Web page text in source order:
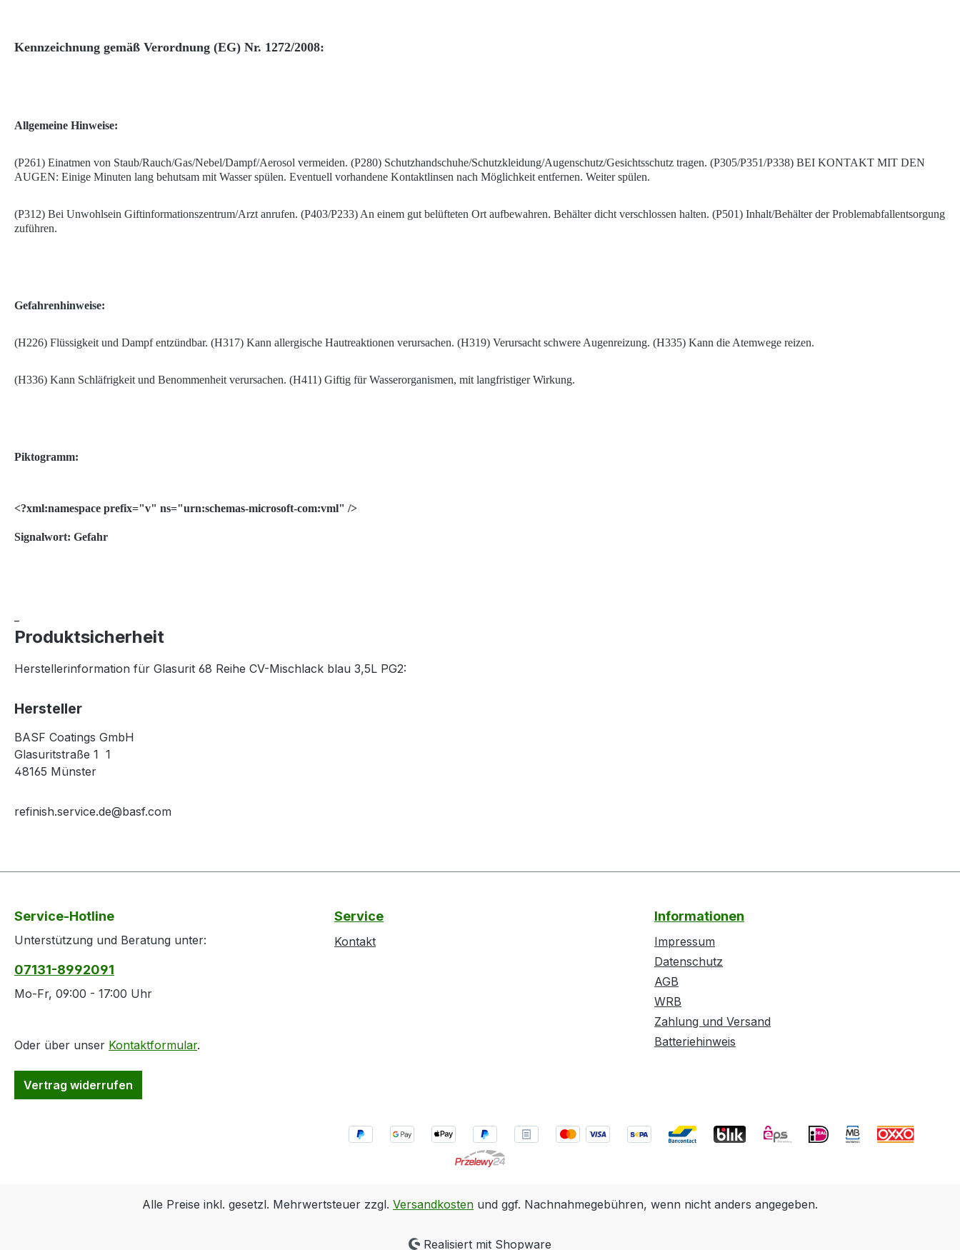
Kennzeichnung gemäß Verordnung (EG) Nr. 1272/2008:
Allgemeine Hinweise:
(P261) Einatmen von Staub/Rauch/Gas/Nebel/Dampf/Aerosol vermeiden. (P280) Schutzhandschuhe/Schutzkleidung/Augenschutz/Gesichtsschutz tragen. (P305/P351/P338) BEI KONTAKT MIT DEN
AUGEN: Einige Minuten lang behutsam mit Wasser spülen. Eventuell vorhandene Kontaktlinsen nach Möglichkeit entfernen. Weiter spülen.
(P312) Bei Unwohlsein Giftinformationszentrum/Arzt anrufen. (P403/P233) An einem gut belüfteten Ort aufbewahren. Behälter dicht verschlossen halten. (P501) Inhalt/Behälter der Problemabfallentsorgung
zuführen.
Gefahrenhinweise:
(H226) Flüssigkeit und Dampf entzündbar. (H317) Kann allergische Hautreaktionen verursachen. (H319) Verursacht schwere Augenreizung. (H335) Kann die Atemwege reizen.
(H336) Kann Schläfrigkeit und Benommenheit verursachen. (H411) Giftig für Wasserorganismen, mit langfristiger Wirkung.
Piktogramm:
<?xml:namespace prefix="v" ns="urn:schemas-microsoft-com:vml" />
Signalwort: Gefahr
Produktsicherheit
Herstellerinformation für Glasurit 68 Reihe CV-Mischlack blau 3,5L PG2:
Hersteller
BASF Coatings GmbH
Glasuritstraße 1 1
48165 Münster
refinish.service.de@basf.com
Service-Hotline
Unterstützung und Beratung unter:
07131-8992091
Mo-Fr, 09:00 - 17:00 Uhr
Oder über unser Kontaktformular.
Vertrag widerrufen
Service
Kontakt
Informationen
Impressum
Datenschutz
AGB
WRB
Zahlung und Versand
Batteriehinweis
Alle Preise inkl. gesetzl. Mehrwertsteuer zzgl. Versandkosten und ggf. Nachnahmegebühren, wenn nicht anders angegeben.
Realisiert mit Shopware